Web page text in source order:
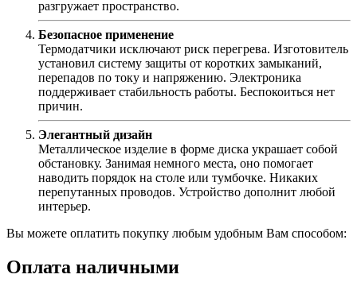
разгружает пространство.
Безопасное применение
Термодатчики исключают риск перегрева. Изготовитель
установил систему защиты от коротких замыканий,
перепадов по току и напряжению. Электроника
поддерживает стабильность работы. Беспокоиться нет
причин.
Элегантный дизайн
Металлическое изделие в форме диска украшает собой
обстановку. Занимая немного места, оно помогает
наводить порядок на столе или тумбочке. Никаких
перепутанных проводов. Устройство дополнит любой
интерьер.
Вы можете оплатить покупку любым удобным Вам способом:
Оплата наличными